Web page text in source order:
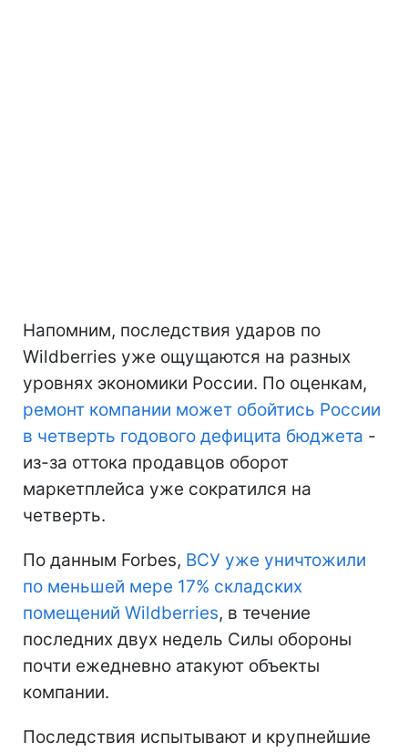
Напомним, последствия ударов по
Wildberries уже ощущаются на разных
уровнях экономики России. По оценкам,
ремонт компании может обойтись России
в четверть годового дефицита бюджета -
из-за оттока продавцов оборот
маркетплейса уже сократился на
четверть.
По данным Forbes, ВСУ уже уничтожили
по меньшей мере 17% складских
помещений Wildberries, в течение
последних двух недель Силы обороны
почти ежедневно атакуют объекты
компании.
Последствия испытывают и крупнейшие